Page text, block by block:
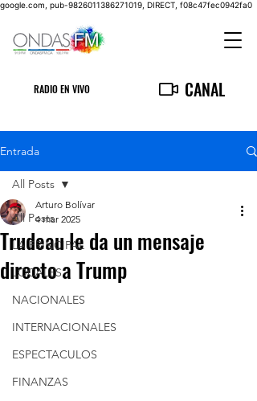
google.com, pub-9826011386271019, DIRECT, f08c47fec0942fa0
RADIO EN VIVO CANAL
Entrada
All Posts
LA PRINCIPAL
LOCALES
NACIONALES
INTERNACIONALES
ESPECTACULOS
FINANZAS
All Posts
Trudeau le da un mensaje
directo a Trump
Arturo Bolívar
4 mar 2025